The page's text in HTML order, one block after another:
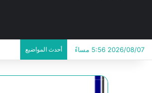
2026/08/07 5:56 مساءً أحدث المواضيع